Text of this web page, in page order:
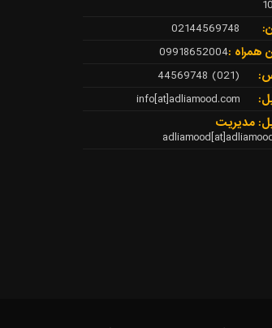
02144569748
همراه :09918652004
(021) 44569748
info[at]adliamood.com
مدیریت